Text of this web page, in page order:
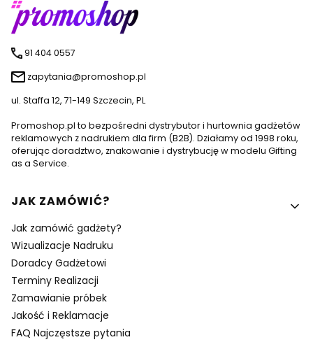
91 404 0557
zapytania@promoshop.pl
ul. Staffa 12, 71-149 Szczecin, PL
Promoshop.pl to bezpośredni dystrybutor i hurtownia gadżetów
reklamowych z nadrukiem dla firm (B2B). Działamy od 1998 roku,
oferując doradztwo, znakowanie i dystrybucję w modelu Gifting
as a Service.
Linki w stopce
JAK ZAMÓWIĆ?
Jak zamówić gadżety?
Wizualizacje Nadruku
Doradcy Gadżetowi
Terminy Realizacji
Zamawianie próbek
Jakość i Reklamacje
FAQ Najczęstsze pytania